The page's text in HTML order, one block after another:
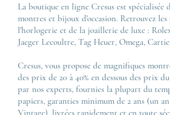
La boutique en ligne Cresus est spécialisée
montres et bijoux d'occasion. Retrouvez
l'horlogerie et de la joaillerie de luxe :
Jaeger Lecoultre, Tag Heuer, Omega,
Cresus, vous propose de magnifiques
des prix de 20 à 40% en dessous des prix
par nos experts, fournies la plupart du
papiers, garanties minimum de 2 ans (un
Vintage), livrées rapidement et en toute